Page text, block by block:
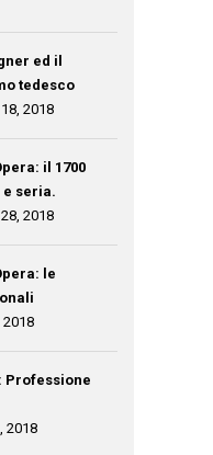
ed il
tedesco
2018
il 1700
seria.
2018
le
2018
Professione
2018